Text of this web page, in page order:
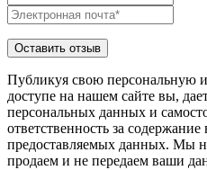
Публикуя свою персональную
доступе на нашем сайте вы,
персональных данных и
ответственность за
предоставляемых данных. Мы
продаем и не передаем ваши